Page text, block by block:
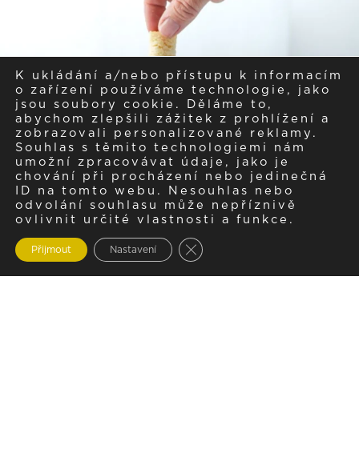
K ukládání a/nebo přístupu k informacím
o zařízení používáme technologie, jako
jsou soubory cookie. Děláme to,
abychom zlepšili zážitek z prohlížení a
zobrazovali personalizované reklamy.
Souhlas s těmito technologiemi nám
umožní zpracovávat údaje, jako je
chování při procházení nebo jedinečná
ID na tomto webu. Nesouhlas nebo
odvolání souhlasu může nepříznivě
ovlivnit určité vlastnosti a funkce.
Přijmout Nastavení Zavřít cookie lištu GDPR